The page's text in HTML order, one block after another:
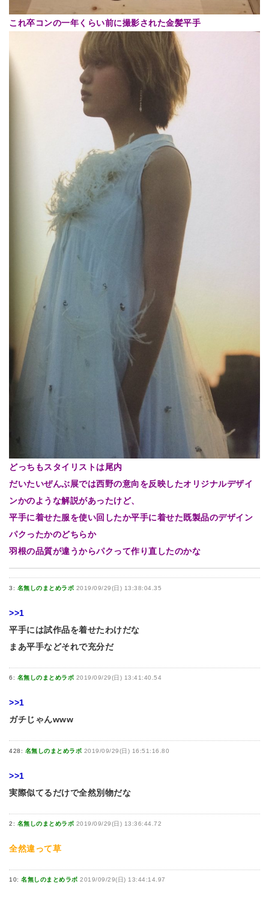
これ卒コンの一年くらい前に撮影された金髪平手
どっちもスタイリストは尾内
だいたいぜんぶ展では西野の意向を反映したオリジナルデザイ
ンかのような解説があったけど、
平手に着せた服を使い回したか平手に着せた既製品のデザイン
パクったかのどちらか
羽根の品質が違うからパクって作り直したのかな
3: 名無しのまとめラボ 2019/09/29(日) 13:38:04.35
>>1
平手には試作品を着せたわけだな
まあ平手などそれで充分だ
6: 名無しのまとめラボ 2019/09/29(日) 13:41:40.54
>>1
ガチじゃんwww
428: 名無しのまとめラボ 2019/09/29(日) 16:51:16.80
>>1
実際似てるだけで全然別物だな
2: 名無しのまとめラボ 2019/09/29(日) 13:36:44.72
全然違って草
10: 名無しのまとめラボ 2019/09/29(日) 13:44:14.97